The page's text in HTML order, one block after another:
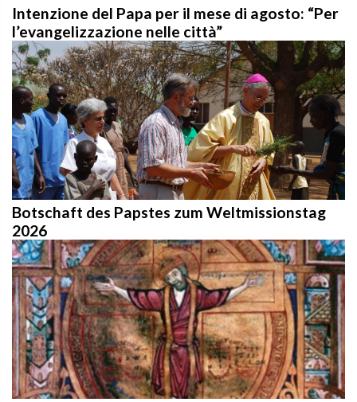
Intenzione del Papa per il mese di agosto: “Per
l’evangelizzazione nelle città”
Botschaft des Papstes zum Weltmissionstag
2026